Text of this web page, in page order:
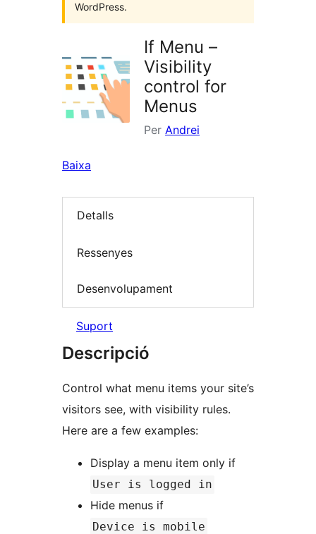
WordPress.
If Menu –
Visibility
control for
Menus
Per Andrei
Baixa
Detalls
Ressenyes
Desenvolupament
Suport
Descripció
Control what menu items your site’s
visitors see, with visibility rules.
Here are a few examples:
Display a menu item only if
User is logged in
Hide menus if
Device is mobile